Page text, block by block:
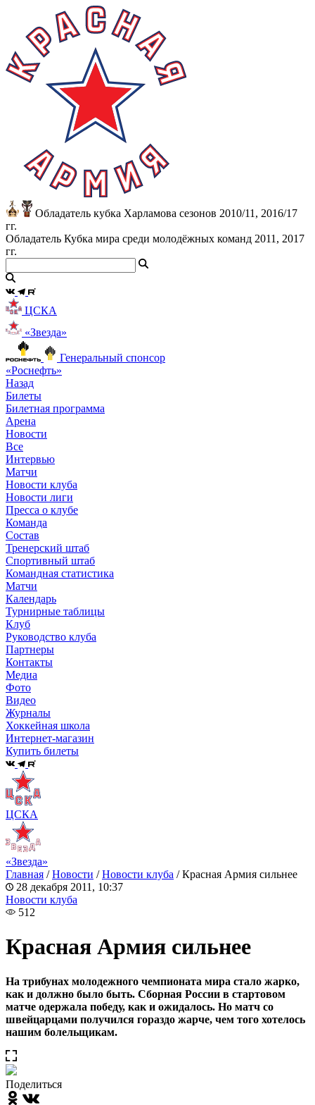
Обладатель кубка Харламова сезонов 2010/11, 2016/17
гг.
Обладатель Кубка мира среди молодёжных команд 2011, 2017
гг.
ЦСКА
«Звезда»
Генеральный спонсор
«Роснефть»
Назад
Билеты
Билетная программа
Арена
Новости
Все
Интервью
Матчи
Новости клуба
Новости лиги
Пресса о клубе
Команда
Состав
Тренерский штаб
Спортивный штаб
Командная статистика
Матчи
Календарь
Турнирные таблицы
Клуб
Руководство клуба
Партнеры
Контакты
Медиа
Фото
Видео
Журналы
Хоккейная школа
Интернет-магазин
Купить билеты
ЦСКА
«Звезда»
Главная /Новости /Новости клуба /Красная Армия сильнее
28 декабря 2011, 10:37
Новости клуба
512
Красная Армия сильнее
На трибунах молодежного чемпионата мира стало жарко,
как и должно было быть. Сборная России в стартовом
матче одержала победу, как и ожидалось. Но матч со
швейцарцами получился гораздо жарче, чем того хотелось
нашим болельщикам.
Поделиться